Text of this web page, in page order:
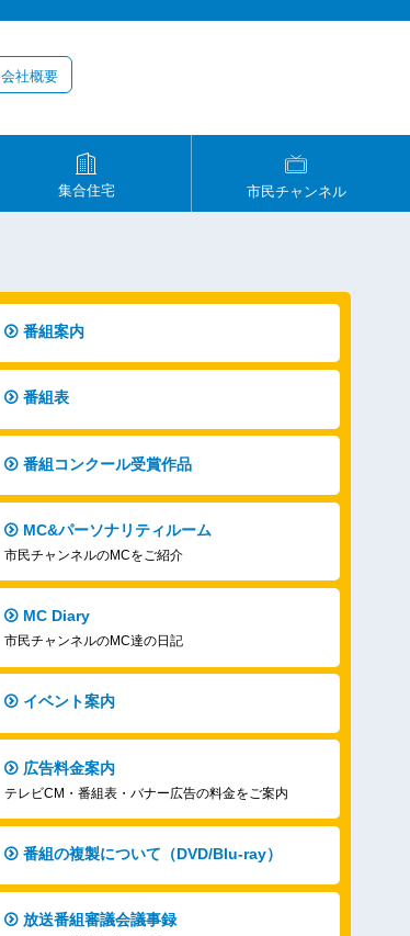
会社概要
集合住宅 市民チャンネル
番組案内
番組表
番組コンクール受賞作品
MC&パーソナリティルーム
市民チャンネルのMCをご紹介
MC Diary
市民チャンネルのMC達の日記
イベント案内
広告料金案内
テレビCM・番組表・バナー広告の料金をご案内
番組の複製について（DVD/Blu-ray）
放送番組審議会議事録